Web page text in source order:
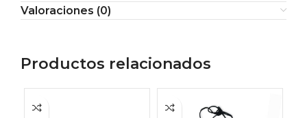
Valoraciones (0)
Productos relacionados